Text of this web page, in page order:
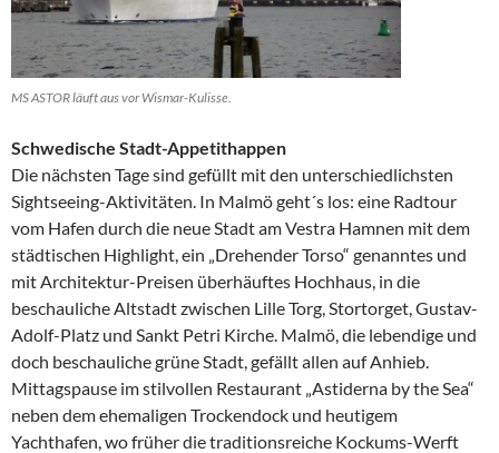
MS ASTOR läuft aus vor Wismar-Kulisse.
Schwedische Stadt-Appetithappen
Die nächsten Tage sind gefüllt mit den unterschiedlichsten
Sightseeing-Aktivitäten. In Malmö geht´s los: eine Radtour
vom Hafen durch die neue Stadt am Vestra Hamnen mit dem
städtischen Highlight, ein „Drehender Torso“ genanntes und
mit Architektur-Preisen überhäuftes Hochhaus, in die
beschauliche Altstadt zwischen Lille Torg, Stortorget, Gustav-
Adolf-Platz und Sankt Petri Kirche. Malmö, die lebendige und
doch beschauliche grüne Stadt, gefällt allen auf Anhieb.
Mittagspause im stilvollen Restaurant „Astiderna by the Sea“
neben dem ehemaligen Trockendock und heutigem
Yachthafen, wo früher die traditionsreiche Kockums-Werft